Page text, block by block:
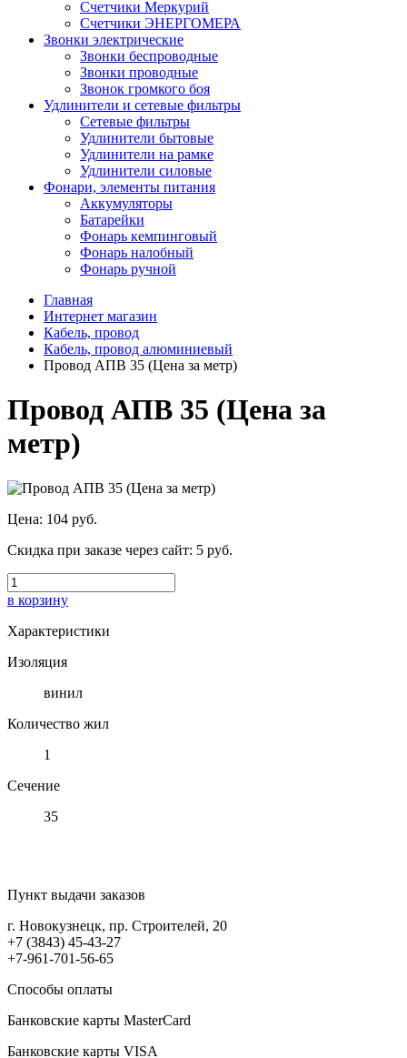
Счетчики Меркурий
Счетчики ЭНЕРГОМЕРА
Звонки электрические
Звонки беспроводные
Звонки проводные
Звонок громкого боя
Удлинители и сетевые фильтры
Сетевые фильтры
Удлинители бытовые
Удлинители на рамке
Удлинители силовые
Фонари, элементы питания
Аккумуляторы
Батарейки
Фонарь кемпинговый
Фонарь налобный
Фонарь ручной
Главная
Интернет магазин
Кабель, провод
Кабель, провод алюминиевый
Провод АПВ 35 (Цена за метр)
Провод АПВ 35 (Цена за
метр)
Цена: 104 руб.
Скидка при заказе через сайт: 5 руб.
в корзину
Характеристики
Изоляция
винил
Количество жил
1
Сечение
35
Пункт выдачи заказов
г. Новокузнецк, пр. Строителей, 20
+7 (3843) 45-43-27
+7-961-701-56-65
Способы оплаты
Банковские карты MasterCard
Банковские карты VISA